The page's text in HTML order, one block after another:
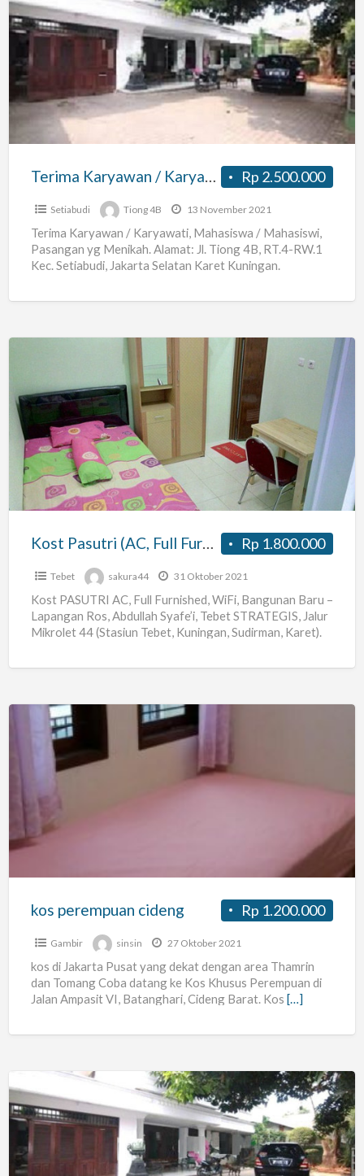
Terima
Karyawan
Karyawati,
Mahasiswa
Mahasiswi,
Menikah.
Rp 2.500.000
Terima Karyawan / Karyawati, Mahasiswa / Mahasiswi, Pasangan yg Menikah.
Setiabudi Tiong 4B 13 November 2021
Terima Karyawan / Karyawati, Mahasiswa / Mahasiswi,
Pasangan yg Menikah. Alamat: Jl. Tiong 4B, RT.4-RW.1
Kec. Setiabudi, Jakarta Selatan Karet Kuningan.
Kost
Pasutri
(AC,
Full
Furnished,
WiFi)
Lapangan
Tebet
Rp 1.800.000
Kost Pasutri (AC, Full Furnished, WiFi) Lapangan Ros Tebet
Tebet sakura44 31 Oktober 2021
Kost PASUTRI AC, Full Furnished, WiFi, Bangunan Baru –
Lapangan Ros, Abdullah Syafe’i, Tebet STRATEGIS, Jalur
Mikrolet 44 (Stasiun Tebet, Kuningan, Sudirman, Karet).
perempuan
Rp 1.200.000
kos perempuan cideng
Gambir sinsin 27 Oktober 2021
kos di Jakarta Pusat yang dekat dengan area Thamrin
dan Tomang Coba datang ke Kos Khusus Perempuan di
Jalan Ampasit VI, Batanghari, Cideng Barat. Kos […]
KOSAN
PRIA/WANITA,
KARYAWAN,